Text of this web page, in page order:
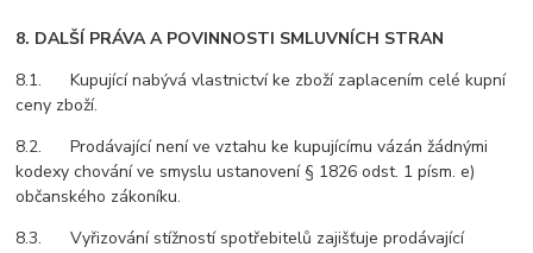
8. DALŠÍ PRÁVA A POVINNOSTI SMLUVNÍCH STRAN
8.1. Kupující nabývá vlastnictví ke zboží zaplacením celé kupní
ceny zboží.
8.2. Prodávající není ve vztahu ke kupujícímu vázán žádnými
kodexy chování ve smyslu ustanovení § 1826 odst. 1 písm. e)
občanského zákoníku.
8.3. Vyřizování stížností spotřebitelů zajišťuje prodávající